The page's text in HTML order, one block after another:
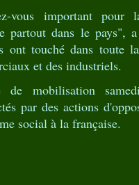
vous important pour
partout dans le pays",
ont touché dans toute
et des industriels.
de mobilisation
par des actions
social à la française.